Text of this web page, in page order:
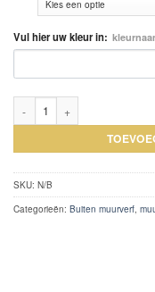
Vul hier uw kleur in:
Peintagone villa perfect aantal
SKU: N/B
Categorieën: Buiten muurverf,